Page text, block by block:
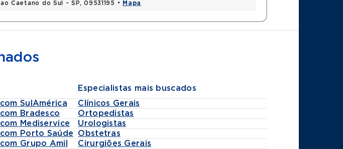
Caetano do Sul - SP, 09531195 • Mapa
SulAmérica
Bradesco
Mediservice
Porto Saúde
Grupo Amil
Especialistas mais buscados
Clínicos Gerais
Ortopedistas
Urologistas
Obstetras
Cirurgiões Gerais